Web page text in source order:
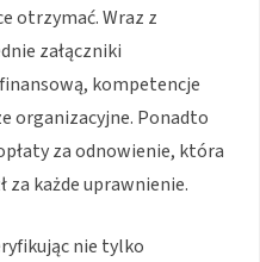
otrzymać. Wraz z
załączniki
kompetencje
organizacyjne. Ponadto
za odnowienie, która
za każde uprawnienie.
nie tylko